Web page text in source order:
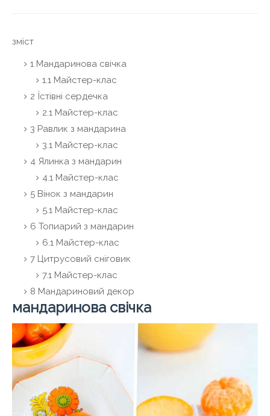
зміст
1 Мандаринова свічка
1.1 Майстер-клас
2 Їстівні сердечка
2.1 Майстер-клас
3 Равлик з мандарина
3.1 Майстер-клас
4 Ялинка з мандарин
4.1 Майстер-клас
5 Вінок з мандарин
5.1 Майстер-клас
6 Топиарий з мандарин
6.1 Майстер-клас
7 Цитрусовий сніговик
7.1 Майстер-клас
8 Мандариновий декор
мандаринова свічка